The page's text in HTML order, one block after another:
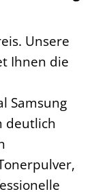
Unsere
Ihnen die
Samsung
deutlich